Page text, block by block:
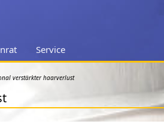
Service
verstärkter haarverlust